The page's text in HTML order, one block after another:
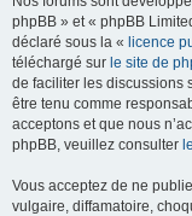
phpBB » et « phpBB
déclaré sous la « licence
téléchargé sur le site de
de faciliter les discussions
être tenu comme
acceptons et que nous
phpBB, veuillez consulter
Vous acceptez de ne
vulgaire, diffamatoire,